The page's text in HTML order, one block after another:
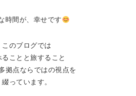
時間が、幸せです
このブログでは
ることと旅すること
拠点ならではの視点を
綴っています。